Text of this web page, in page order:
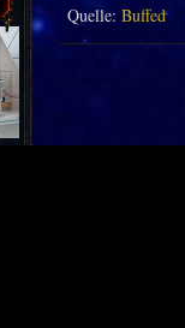
Quelle: Buffed